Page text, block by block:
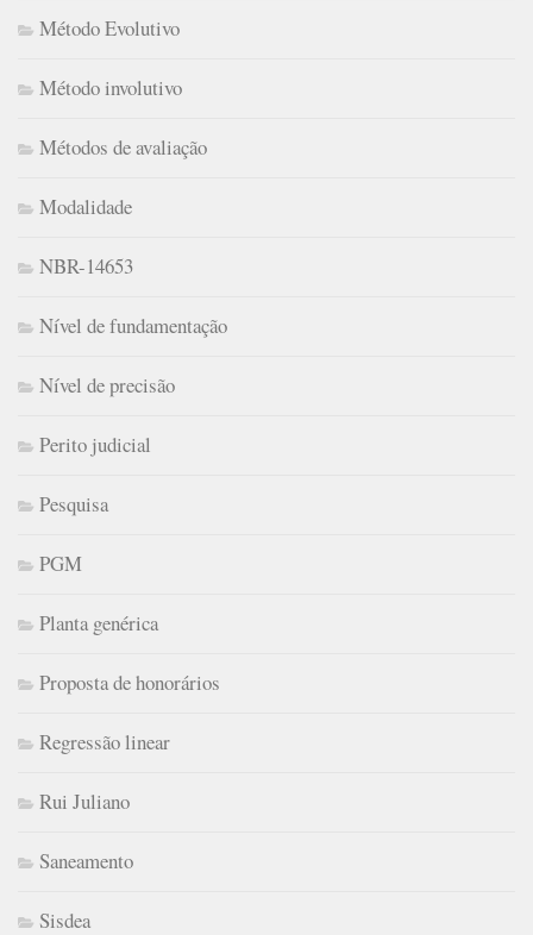
Método Evolutivo
Método involutivo
Métodos de avaliação
Modalidade
NBR-14653
Nível de fundamentação
Nível de precisão
Perito judicial
Pesquisa
PGM
Planta genérica
Proposta de honorários
Regressão linear
Rui Juliano
Saneamento
Sisdea